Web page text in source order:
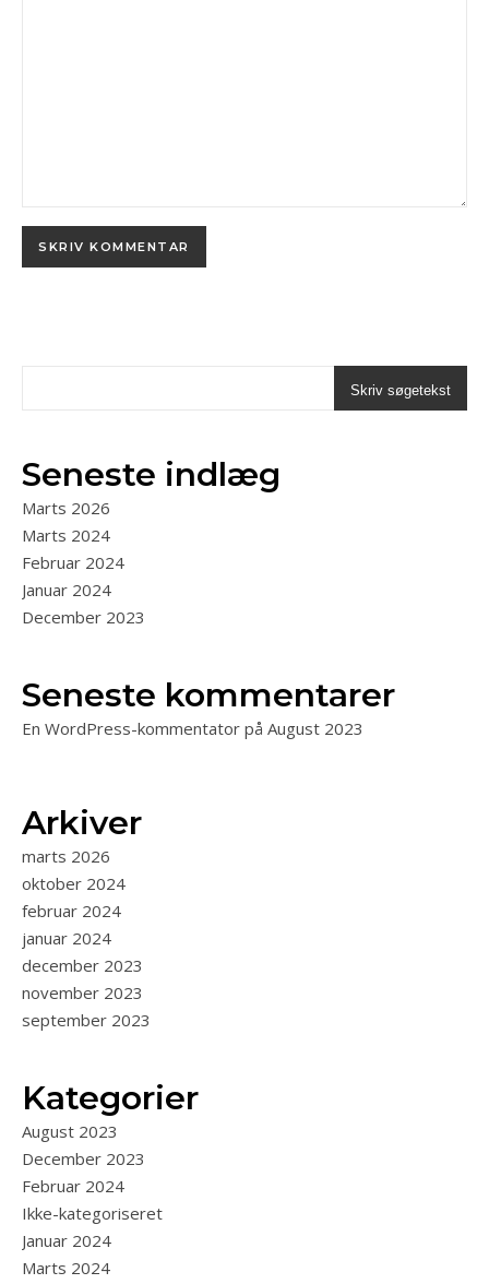
Skriv søgetekst
Seneste indlæg
Marts 2026
Marts 2024
Februar 2024
Januar 2024
December 2023
Seneste kommentarer
En WordPress-kommentator på August 2023
Arkiver
marts 2026
oktober 2024
februar 2024
januar 2024
december 2023
november 2023
september 2023
Kategorier
August 2023
December 2023
Februar 2024
Ikke-kategoriseret
Januar 2024
Marts 2024